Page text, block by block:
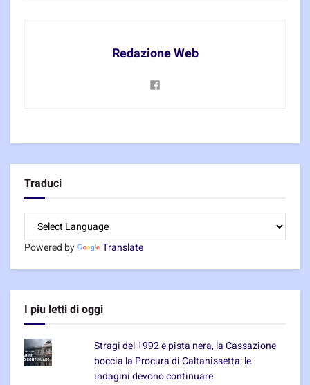
Redazione Web
Traduci
Powered by Translate
I piu letti di oggi
Stragi del 1992 e pista nera, la Cassazione
boccia la Procura di Caltanissetta: le
indagini devono continuare